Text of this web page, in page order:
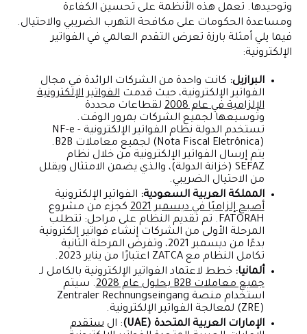
وتوحيدها. تعمل هذه الأنظمة على تحسين الكفاءة
ومساعدة الحكومات على مكافحة التهرب الضريبي والاحتيال.
فيما يلي أمثلة بارزة تعرض التقدم العالمي في الفواتير
الإلكترونية:
البرازيل: كانت واحدة من الشركات الرائدة في مجال
الفواتير الإلكترونية، حيث قدمتالفواتير الإلكترونية
الإلزامية في عام 2008
لقطاعات محددة
وتوسيعها لجميع الشركات بمرور الوقت.
تستخدم الدولة نظام الفواتير الإلكترونية - NF-e
(Nota Fiscal Eletrônica) لجميع معاملات B2B.
يتم إرسال الفواتير الإلكترونية من خلال نظام
SEFAZ (خزانة الدولة)، والذي يضمن الامتثال ويقلل
من الاحتيال الضريبي.
المملكة العربية السعودية: الفواتير الإلكترونية
أصبح إلزاميًا في ديسمبر 2021
كجزء من مشروع
FATORAH. تم تقديم النظام على مراحل: تتطلب
المرحلة الأولى من الشركات إنشاء فواتير إلكترونية
بدءًا من ديسمبر 2021، وتفرض المرحلة الثانية
تكامل النظام مع ZATCA اعتبارًا من يناير 2023.
ألمانيا: خطط لاعتماد الفواتير الإلكترونية بالكامل لـ
جميع معاملات B2B بحلول عام 2028
. سيتم
استخدام منصة Zentraler Rechnungseingang
(ZRE) لمعالجة الفواتير الإلكترونية.
الإمارات العربية المتحدة (UAE)
: الستقدم